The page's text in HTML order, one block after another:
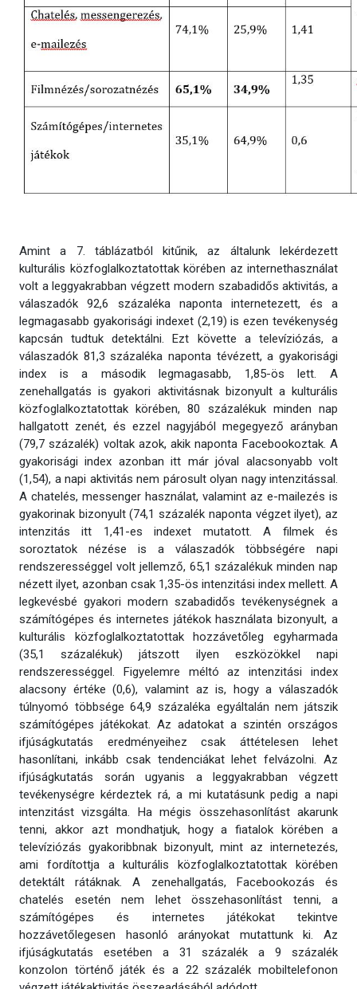
Amint a 7. táblázatból kitűnik, az általunk lekérdezett
kulturális közfoglalkoztatottak körében az internethasználat
volt a leggyakrabban végzett modern szabadidős aktivitás, a
válaszadók 92,6 százaléka naponta internetezett, és a
legmagasabb gyakorisági indexet (2,19) is ezen tevékenység
kapcsán tudtuk detektálni. Ezt követte a televíziózás, a
válaszadók 81,3 százaléka naponta tévézett, a gyakorisági
index is a második legmagasabb, 1,85-ös lett. A
zenehallgatás is gyakori aktivitásnak bizonyult a kulturális
közfoglalkoztatottak körében, 80 százalékuk minden nap
hallgatott zenét, és ezzel nagyjából megegyező arányban
(79,7 százalék) voltak azok, akik naponta Facebookoztak. A
gyakorisági index azonban itt már jóval alacsonyabb volt
(1,54), a napi aktivitás nem párosult olyan nagy intenzitással.
A chatelés, messenger használat, valamint az e-mailezés is
gyakorinak bizonyult (74,1 százalék naponta végzet ilyet), az
intenzitás itt 1,41-es indexet mutatott. A filmek és
soroztatok nézése is a válaszadók többségére napi
rendszerességgel volt jellemző, 65,1 százalékuk minden nap
nézett ilyet, azonban csak 1,35-ös intenzitási index mellett. A
legkevésbé gyakori modern szabadidős tevékenységnek a
számítógépes és internetes játékok használata bizonyult, a
kulturális közfoglalkoztatottak hozzávetőleg egyharmada
(35,1 százalékuk) játszott ilyen eszközökkel napi
rendszerességgel. Figyelemre méltó az intenzitási index
alacsony értéke (0,6), valamint az is, hogy a válaszadók
túlnyomó többsége 64,9 százaléka egyáltalán nem játszik
számítógépes játékokat. Az adatokat a szintén országos
ifjúságkutatás eredményeihez csak áttételesen lehet
hasonlítani, inkább csak tendenciákat lehet felvázolni. Az
ifjúságkutatás során ugyanis a leggyakrabban végzett
tevékenységre kérdeztek rá, a mi kutatásunk pedig a napi
intenzitást vizsgálta. Ha mégis összehasonlítást akarunk
tenni, akkor azt mondhatjuk, hogy a fiatalok körében a
televíziózás gyakoribbnak bizonyult, mint az internetezés,
ami fordítottja a kulturális közfoglalkoztatottak körében
detektált rátáknak. A zenehallgatás, Facebookozás és
chatelés esetén nem lehet összehasonlítást tenni, a
számítógépes és internetes játékokat tekintve
hozzávetőlegesen hasonló arányokat mutattunk ki. Az
ifjúságkutatás esetében a 31 százalék a 9 százalék
konzolon történő játék és a 22 százalék mobiltelefonon